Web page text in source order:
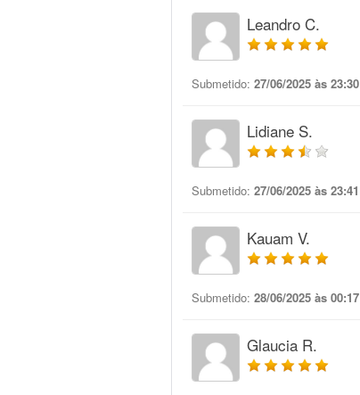
Leandro C.
Submetido: 27/06/2025 às 23:30
Lidiane S.
Submetido: 27/06/2025 às 23:41
Kauam V.
Submetido: 28/06/2025 às 00:17
Glaucia R.